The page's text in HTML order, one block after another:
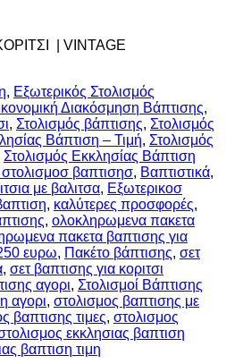
| VINTAGE
, Εξωτερικός Στολισμός
Διακόσμηση Βάπτισης,
, Στολισμός βάπτισης, Στολισμός
Βάπτιση – Τιμή, Στολισμός
Στολισμός Εκκλησίας Βάπτιση
βαπτισησ, Βαπτιστικά,
με βαλιτσα, Εξωτερικοσ
, καλύτερες προσφορές,
, ολοκληρωμενα πακετα
πακετα βαπτισης για
ευρω, Πακέτο βάπτισης, σετ
, σετ βαπτισης για κοριτσι
αγορι, Στολισμοί Βάπτισης
αγορι, στολισμος βαπτισης με
βαπτισης τιμες, στολισμος
εκκλησιας βαπτιση
βαπτιση τιμη